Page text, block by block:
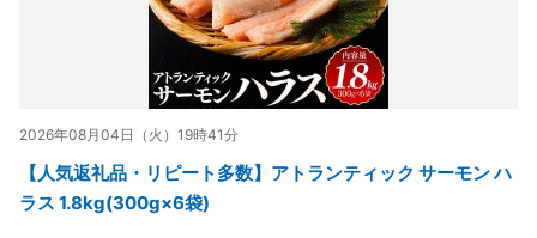
2026年08月04日（火）19時41分
【人気返礼品・リピート多数】アトランティック サーモン ハ
ラス 1.8kg(300g×6袋)